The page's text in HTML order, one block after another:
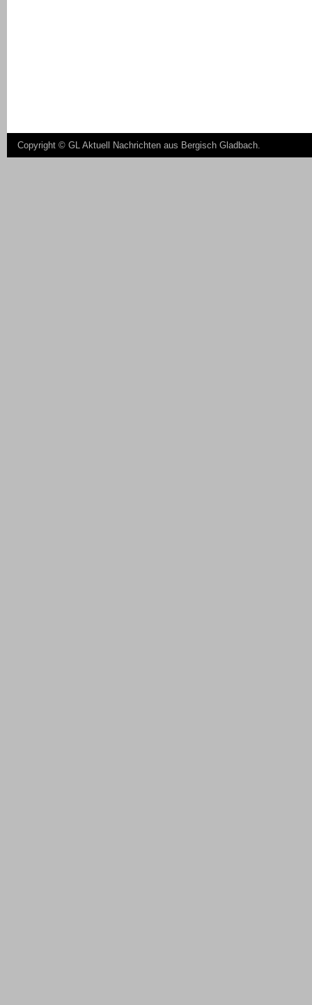
Copyright © GL Aktuell Nachrichten aus Bergisch Gladbach.